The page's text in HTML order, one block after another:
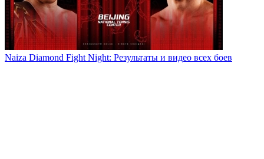
Naiza Diamond Fight Night: Результаты и видео всех боев